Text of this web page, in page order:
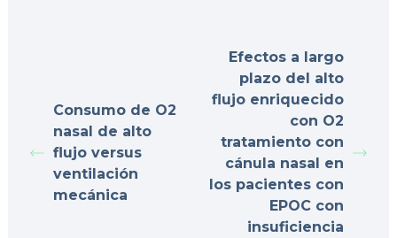
Consumo de O2
nasal de alto
flujo versus
ventilación
mecánica
Efectos a largo
plazo del alto
flujo enriquecido
con O2
tratamiento con
cánula nasal en
los pacientes con
EPOC con
insuficiencia